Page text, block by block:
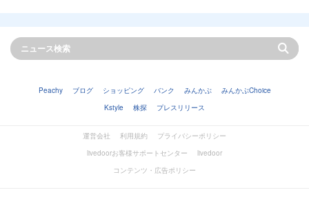
Peachy ブログ ショッピング バンク みんかぶ
みんかぶChoice
Kstyle
株探 プレスリリース
運営会社 利用規約
プライバシーポリシー
livedoorお客様サポートセンター
livedoor
コンテンツ・広告ポリシー